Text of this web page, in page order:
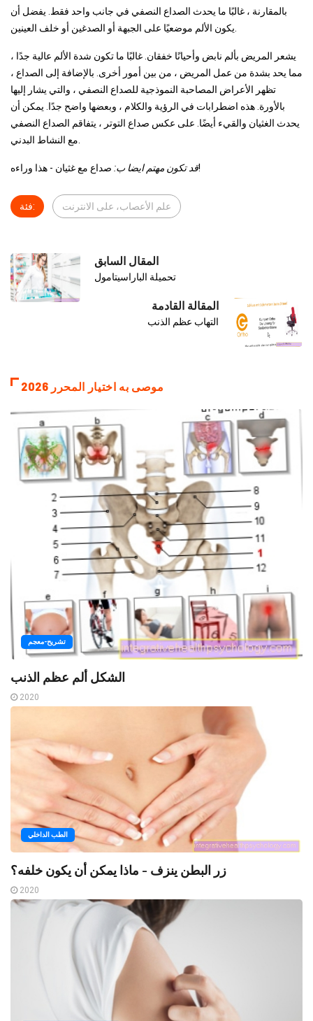
بالمقارنة ، غالبًا ما يحدث الصداع النصفي في جانب واحد فقط. يفضل أن
يشعر المريض بألم نابض وأحيانًا خفقان. غالبًا ما تكون شدة الألم عالية جدًا ،
مما يحد بشدة من عمل المريض ، من بين أمور أخرى. بالإضافة إلى الصداع ،
تظهر الأعراض المصاحبة النموذجية للصداع النصفي ، والتي يشار إليها
بالأورة. هذه اضطرابات في الرؤية والكلام ، وبعضها واضح جدًا. يمكن أن
يحدث الغثيان والقيء أيضًا. على عكس صداع التوتر ، يتفاقم الصداع النصفي
قد تكون مهتم ايضا ب:صداع مع غثيان - هذا وراءه!
فئة: علم الأعصاب، على الانترنت
المقال السابق
تحميلة الباراسيتامول
المقالة القادمة
التهاب عظم الذنب
موصى به اختيار المحرر 2026
تشريح-معجم
الشكل ألم عظم الذنب
2020
الطب الداخلي
زر البطن ينزف - ماذا يمكن أن يكون خلفه؟
2020